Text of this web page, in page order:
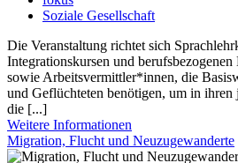
Soziale Gesellschaft
Die Veranstaltung richtet sich
Integrationskursen und berufsbezogenen
sowie Arbeitsvermittler*innen, die
und Geflüchteten benötigen, um in
die [...]
Weitere Informationen
Migration, Flucht und Neuzugewanderte